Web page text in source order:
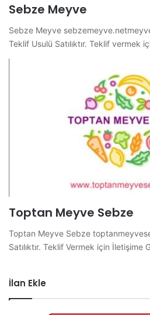
Sebze Meyve
Sebze Meyve
Teklif Usulü Satılıktır. Teklif vermek
Toptan Meyve Sebze
Toptan Meyve Sebze
Satılıktır. Teklif Vermek için İletişime
İlan Ekle